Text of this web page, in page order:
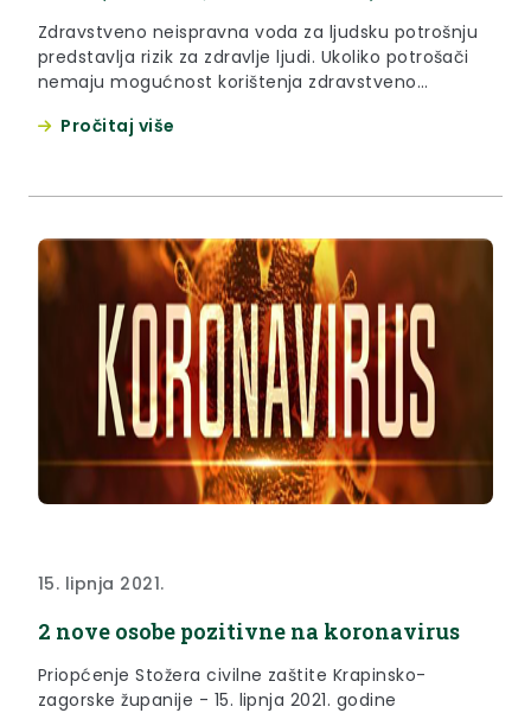
Zdravstveno neispravna voda za ljudsku potrošnju
predstavlja rizik za zdravlje ljudi. Ukoliko potrošači
nemaju mogućnost korištenja zdravstveno
preporuča se mjera prokuhavanja vode prije
Pročitaj više
15. lipnja 2021.
2 nove osobe pozitivne na koronavirus
Priopćenje Stožera civilne zaštite Krapinsko-
zagorske županije - 15. lipnja 2021. godine